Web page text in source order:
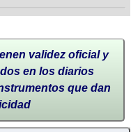
validez oficial y
en los diarios
que dan